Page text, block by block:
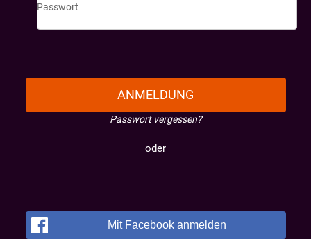
Passwort
ANMELDUNG
Passwort vergessen?
oder
Mit Facebook anmelden